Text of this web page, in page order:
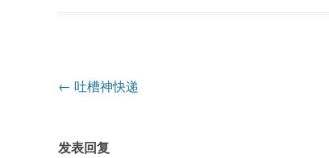
文
导
← 吐槽神快递
发表回复